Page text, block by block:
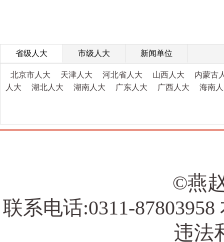
省级人大 市级人大 新闻单位
北京市人大 天津人大 河北省人大 山西人大
内蒙古
人大
湖北人大 湖南人大 广东人大 广西人大 海南
©燕
联系电话:0311-
违法